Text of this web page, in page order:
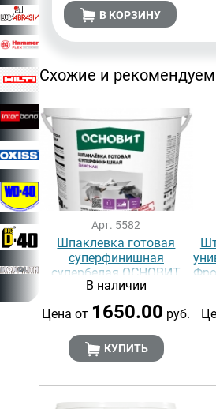
В КОРЗИНУ
Схожие и
Арт. 5582
Шпаклевка готовая
суперфинишная
супербелая ОСНОВИТ
ЭЛИСИЛК PA39 W (16 кг)
В наличии
Цена от 1650.00 руб.
КУПИТЬ